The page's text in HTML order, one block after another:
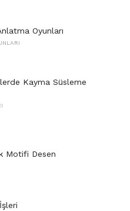
Oyunları
Kayma Süsleme
Motifi Desen